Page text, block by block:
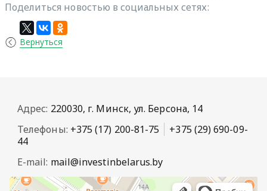
Поделиться новостью в социальных сетях:
Вернуться
Адрес: 220030, г. Минск, ул. Берсона, 14
Телефоны: +375 (17) 200-81-75
+375 (29) 690-09-
44
E-mail: mail@investinbelarus.by